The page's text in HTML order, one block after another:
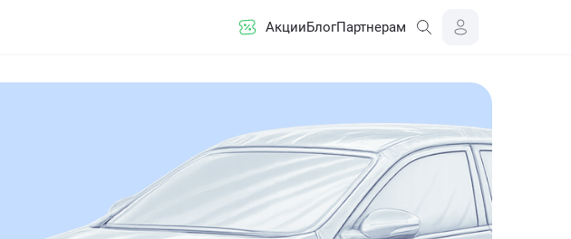
АкцииБлогПартнерам